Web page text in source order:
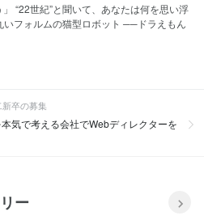
」 “22世紀”と聞いて、あなたは何を思い浮
いフォルムの猫型ロボット ──ドラえもん
卒の募集
気で考える会社でWebディレクターを
ー